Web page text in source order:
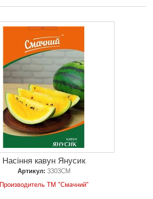
Насіння кавун Янусик
Артикул: 3303СМ
Производитель ТМ "Смачний"